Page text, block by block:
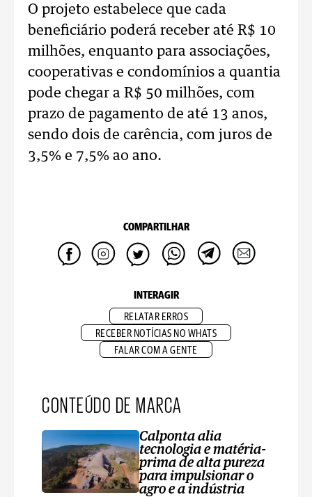
O projeto estabelece que cada
beneficiário poderá receber até R$ 10
milhões, enquanto para associações,
cooperativas e condomínios a quantia
pode chegar a R$ 50 milhões, com
prazo de pagamento de até 13 anos,
sendo dois de carência, com juros de
3,5% e 7,5% ao ano.
COMPARTILHAR
INTERAGIR
RELATAR ERROS
RECEBER NOTÍCIAS NO WHATS
FALAR COM A GENTE
CONTEÚDO DE MARCA
Calponta alia
tecnologia e matéria-
prima de alta pureza
para impulsionar o
agro e a indústria